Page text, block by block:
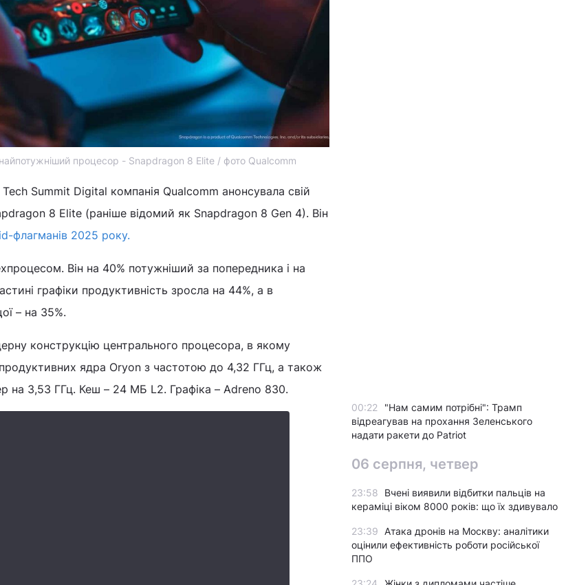
процесор - Snapdragon 8 Elite / фото Qualcomm
Summit Digital компанія Qualcomm анонсувала свій
8 Elite (раніше відомий як Snapdragon 8 Gen 4). Він
флагманів 2025 року.
Він на 40% потужніший за попередника і на
графіки продуктивність зросла на 44%, а в
– на 35%.
конструкцію центрального процесора, в якому
ядра Oryon з частотою до 4,32 ГГц, а також
на 3,53 ГГц. Кеш – 24 МБ L2. Графіка – Adreno 830.
00:22
"Нам самим потрібні": Трамп
відреагував на прохання Зеленського
надати ракети до Patriot
06 серпня, четвер
23:58
Вчені виявили відбитки пальців на
кераміці віком 8000 років: що їх здивувало
23:39
Атака дронів на Москву: аналітики
оцінили ефективність роботи російської
ППО